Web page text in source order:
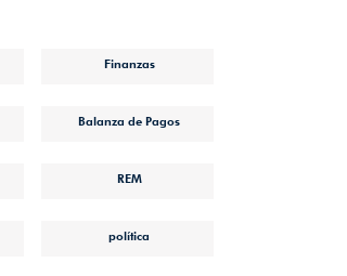
Finanzas
Balanza de Pagos
REM
política